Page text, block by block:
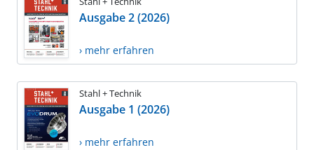
Ausgabe 2 (2026)
› mehr erfahren
Stahl + Technik
Ausgabe 1 (2026)
› mehr erfahren